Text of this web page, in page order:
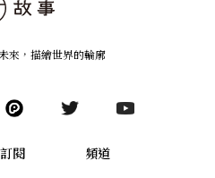
來 ， 描繪世界的輪廓
訂閱 頻道